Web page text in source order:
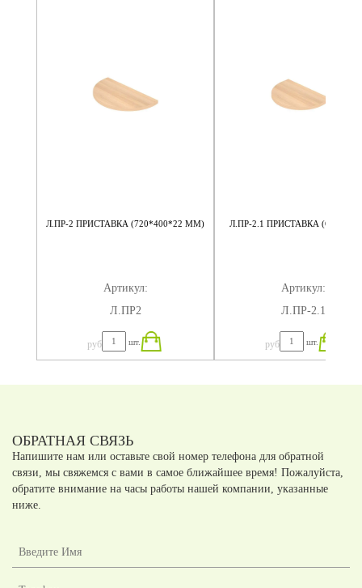
Л.ПР-2 ПРИСТАВКА (720*400*22 ММ)
Артикул:
Л.ПР2
руб шт.
Л.ПР-2.1 ПРИСТАВКА
Артикул:
Л.ПР-2.1
руб шт.
ОБРАТНАЯ СВЯЗЬ
Напишите нам или оставьте свой номер телефона для обратной
связи, мы свяжемся с вами в самое ближайшее время! Пожалуйста,
обратите внимание на часы работы нашей компании, указанные
ниже.